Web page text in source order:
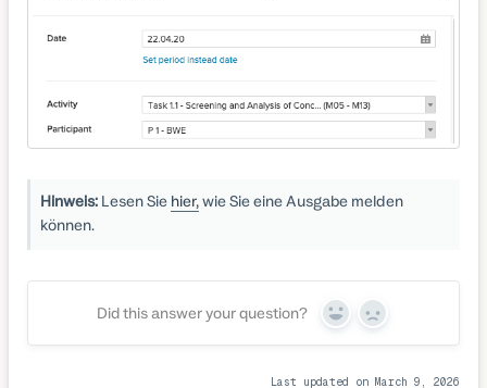
Hinweis: Lesen Sie hier,wie Sie eine Ausgabe melden
können.
Did this answer your question?
Yes No
Last updated on March 9, 2026